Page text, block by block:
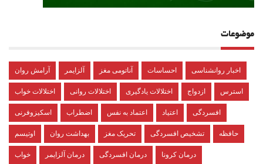
موضوعات
آرامش روان آلزایمر آناتومی مغز احساسات اخبار روانشناسی
اختلالات خواب اختلالات روانی اختلالات یادگیری ازدواج استرس
اسکیزوفرنی اضطراب اعتماد به نفس اعتیاد افسردگی
اوتیسم بهداشت روان تحریک مغز تشخیص افسردگی حافظه
خواب درمان آلزایمر درمان افسردگی درمان کرونا